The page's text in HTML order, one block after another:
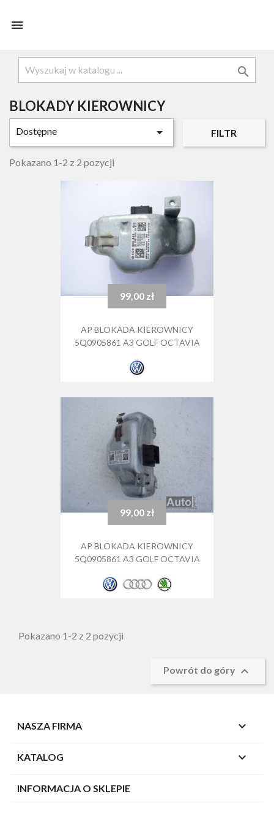


BLOKADY KIEROWNICY
Dostępne  FILTR
Pokazano 1-2 z 2 pozycji
Cena99,00 zł
AP BLOKADA KIEROWNICY
5Q0905861 A3 GOLF OCTAVIA
Cena99,00 zł
AP BLOKADA KIEROWNICY
5Q0905861 A3 GOLF OCTAVIA
Pokazano 1-2 z 2 pozycji
Powrót do góry 
NASZA FIRMA 
KATALOG 
INFORMACJA O SKLEPIE